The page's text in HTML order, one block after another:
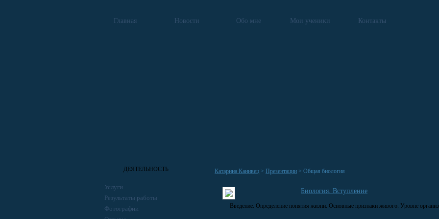
Главная Новости Обо мне Мои ученики Контакты
ДЕЯТЕЛЬНОСТЬ
Услуги
Результаты работы
Фотографии
Катарина Канивец > Презентации > Общая биология
Биология. Вступление
Введение. Определение понятия жизни. Основные признаки живого. Уровне